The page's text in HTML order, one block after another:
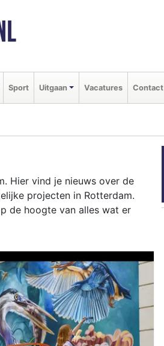
Sport Uitgaan Vacatures Contact
Hier vind je nieuws over de
projecten in Rotterdam.
de hoogte van alles wat er
City-project tot besluiten
Hier vind je het complete